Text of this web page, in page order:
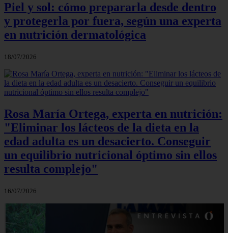
Piel y sol: cómo prepararla desde dentro
y protegerla por fuera, según una experta
en nutrición dermatológica
18/07/2026
Rosa María Ortega, experta en nutrición:
"Eliminar los lácteos de la dieta en la
edad adulta es un desacierto. Conseguir
un equilibrio nutricional óptimo sin ellos
resulta complejo"
16/07/2026